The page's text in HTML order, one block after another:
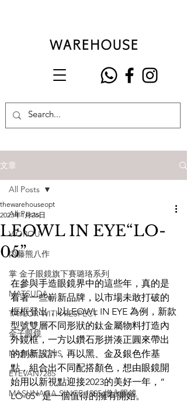
文章
All Posts
VIOROU
內藤熊八作
掌 金子眼鏡旗下賽璐珞系列
MATSUDA
TAYLOR WITH RESPECT
金子眼鏡
NATIVE SONS
EYEVAN7285
MASUNAGA SINCE 1905 增永眼鏡
All Posts
LEOWL IN EYE“LO-
05”
thewarehouseopt
2023年1月26日
在參與手造眼鏡界中的這些年，真的是
看著一些嶄新品牌，以市場未敢打破的
框框登出，以LEOWL IN EYE 為例，新款
型號雙層不同形狀的鈦金屬物料打造內
外鏡框，一方以鑽石形拼湊正圓來帶出
的創新設計，再以黑、金及銀色作基
點，組合出不同配搭顏色，想由眼鏡開
始用以新視點迎接2023的美好一年，”
LO-05” 是一個值得的擁有開始。